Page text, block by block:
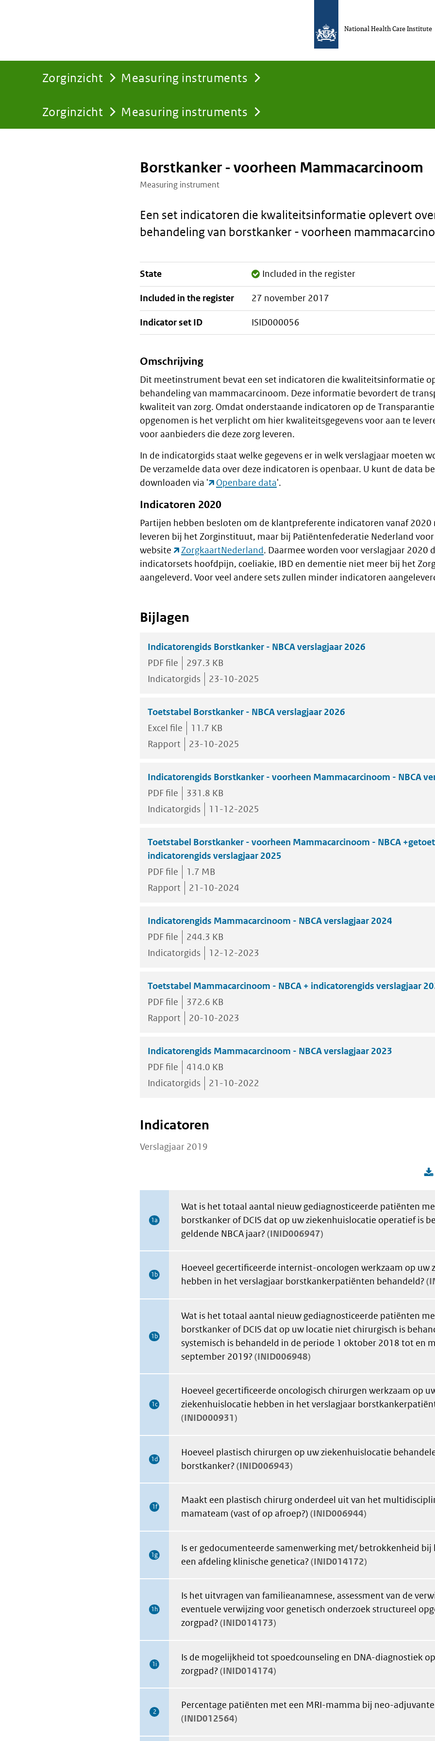
Zorginzicht Measuring instruments
You
Zorginzicht Measuring instruments
National Health Care Institute
Borstkanker - voorheen Mammacarcinoom
Measuring instrument
Een set indicatoren die kwaliteitsinformatie oplevert
behandeling van borstkanker - voorheen
Staalkaart
State Included in the register
Included in the register 27 november 2017
Indicator set ID ISID000056
Algemeen
Omschrijving
Dit meetinstrument bevat een set indicatoren die kwaliteitsinformatie
behandeling van mammacarcinoom. Deze informatie bevordert de
kwaliteit van zorg. Omdat onderstaande indicatoren op de
opgenomen is het verplicht om hier kwaliteitsgegevens voor aan te
voor aanbieders die deze zorg leveren.
In de indicatorgids staat welke gegevens er in welk verslagjaar moeten
De verzamelde data over deze indicatoren is openbaar. U kunt de data
downloaden via '
Openbare data'.
Indicatoren 2020
Partijen hebben besloten om de klantpreferente indicatoren vanaf 2020
leveren bij het Zorginstituut, maar bij Patiëntenfederatie Nederland
website
ZorgkaartNederland. Daarmee worden voor verslagjaar 2020
indicatorsets hoofdpijn, coeliakie, IBD en dementie niet meer bij het
aangeleverd. Voor veel andere sets zullen minder indicatoren
Bijlagen
Indicatorengids Borstkanker - NBCA verslagjaar 2026
PDF file
297.3 KB
Indicatorgids
23-10-2025
Toetstabel Borstkanker - NBCA verslagjaar 2026
Excel file
11.7 KB
Rapport
23-10-2025
Indicatorengids Borstkanker - voorheen Mammacarcinoom - NBCA
PDF file
331.8 KB
Indicatorgids
11-12-2025
Toetstabel Borstkanker - voorheen Mammacarcinoom - NBCA
indicatorengids verslagjaar 2025
PDF file
1.7 MB
Rapport
21-10-2024
Indicatorengids Mammacarcinoom - NBCA verslagjaar 2024
PDF file
244.3 KB
Indicatorgids
12-12-2023
Toetstabel Mammacarcinoom - NBCA + indicatorengids verslagjaar
PDF file
372.6 KB
Rapport
20-10-2023
Indicatorengids Mammacarcinoom - NBCA verslagjaar 2023
PDF file
414.0 KB
Indicatorgids
21-10-2022
Indicatoren
Verslagjaar 2019
1a
Wat is het totaal aantal nieuw gediagnosticeerde patiënten
borstkanker of DCIS dat op uw ziekenhuislocatie operatief is
geldende NBCA jaar? INID006947
1b
Hoeveel gecertificeerde internist-oncologen werkzaam op uw
hebben in het verslagjaar borstkankerpatiënten behandeld?
1b
Wat is het totaal aantal nieuw gediagnosticeerde patiënten
borstkanker of DCIS dat op uw locatie niet chirurgisch is
systemisch is behandeld in de periode 1 oktober 2018 tot en
september 2019? INID006948
1c
Hoeveel gecertificeerde oncologisch chirurgen werkzaam op
ziekenhuislocatie hebben in het verslagjaar
INID000931
1d
Hoeveel plastisch chirurgen op uw ziekenhuislocatie
borstkanker? INID006943
1f
Maakt een plastisch chirurg onderdeel uit van het
mamateam (vast of op afroep?) INID006944
1g
Is er gedocumenteerde samenwerking met/ betrokkenheid bij
een afdeling klinische genetica? INID014172
1h
Is het uitvragen van familieanamnese, assessment van de
eventuele verwijzing voor genetisch onderzoek structureel
zorgpad? INID014173
1i
Is de mogelijkheid tot spoedcounseling en DNA-diagnostiek
zorgpad? INID014174
2
Percentage patiënten met een MRI-mamma bij neo-
INID012564